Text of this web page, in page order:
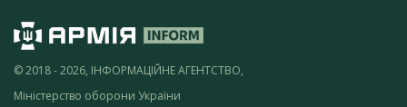
© 2018 - 2026, ІНФОРМАЦІЙНЕ АГЕНТСТВО,
Міністерство оборони України